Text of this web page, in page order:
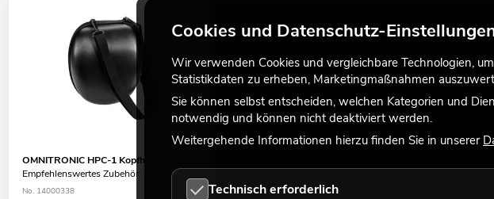
OMNITRONIC HPC-1 Kopfhörertasche
Empfehlenswertes Zubehör
No. 14000338
Cookies und Datenschutz-
Wir verwenden Cookies und vergleichbare Technologien,
Statistikdaten zu erheben, Marketingmaßnahmen
Sie können selbst entscheiden, welchen Kategorien und
notwendig und können nicht deaktiviert werden.
Weitergehende Informationen hierzu finden Sie in unserer
Technisch erforderlich